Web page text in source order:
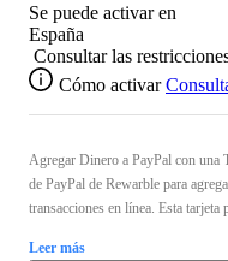
Se puede activar en
España
Consultar las
Cómo activar
Agregar Dinero a PayPal con una
de PayPal de Rewarble para
transacciones en línea. Esta tarjeta
Leer más